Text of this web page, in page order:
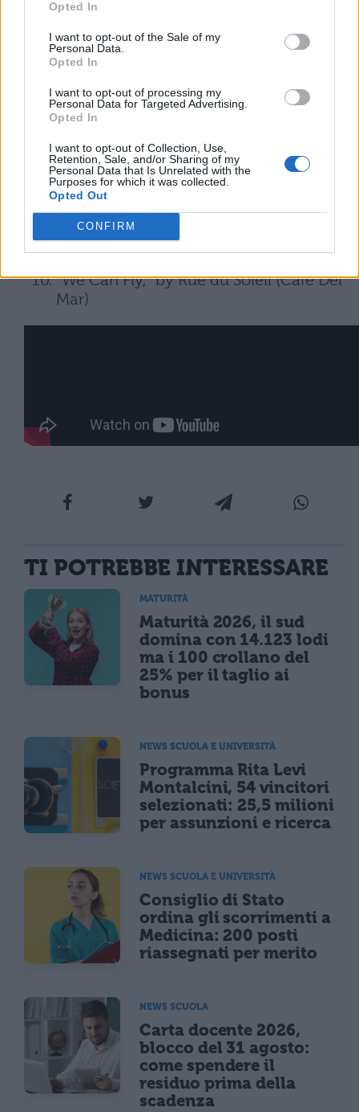
Opted In
I want to opt-out of the Sale of my
Personal Data.
Opted In
I want to opt-out of processing my
Personal Data for Targeted Advertising.
Opted In
I want to opt-out of Collection, Use,
Retention, Sale, and/or Sharing of my
Personal Data that Is Unrelated with the
Purposes for which it was collected.
Opted Out
CONFIRM
Shah
“Strawberry Swing,” by Coldplay
“Please Don’t Go,” by Barcelona
“Pure Shores,” by All Saints
“Someone Like You,” by Adele
“Canzonetta Sull’aria,” by Mozart
“We Can Fly,” by Rue du Soleil (Café Del
Mar)
TI POTREBBE INTERESSARE
MATURITÀ
Maturità 2026, il sud
domina con 14.123 lodi
ma i 100 crollano del
25% per il taglio ai
bonus
NEWS SCUOLA E UNIVERSITÀ
Programma Rita Levi
Montalcini, 54 vincitori
selezionati: 25,5 milioni
per assunzioni e ricerca
NEWS SCUOLA E UNIVERSITÀ
Consiglio di Stato
ordina gli scorrimenti a
Medicina: 200 posti
riassegnati per merito
NEWS SCUOLA
Carta docente 2026,
blocco del 31 agosto:
come spendere il
residuo prima della
scadenza